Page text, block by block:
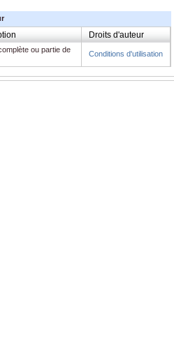
Droits d'auteur
ou partie de
Conditions d'utilisation